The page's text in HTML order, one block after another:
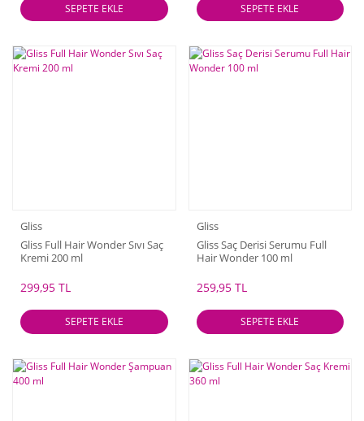
SEPETE EKLE SEPETE EKLE
Gliss
Gliss Full Hair Wonder Sıvı Saç
Kremi 200 ml
299,95 TL
SEPETE EKLE
Gliss
Gliss Saç Derisi Serumu Full
Hair Wonder 100 ml
259,95 TL
SEPETE EKLE